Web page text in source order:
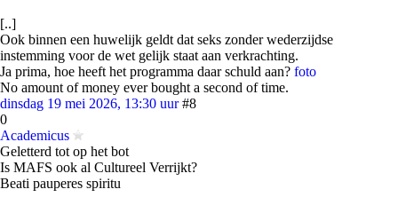
[..]
Ook binnen een huwelijk geldt dat seks zonder wederzijdse
instemming voor de wet gelijk staat aan verkrachting.
Ja prima, hoe heeft het programma daar schuld aan? foto
No amount of money ever bought a second of time.
dinsdag 19 mei 2026, 13:30 uur #8
0
Academicus
Geletterd tot op het bot
Is MAFS ook al Cultureel Verrijkt?
Beati pauperes spiritu